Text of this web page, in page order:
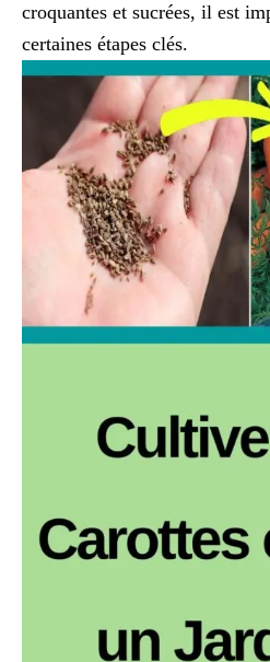
croquantes et sucrées, il est
certaines étapes clés.